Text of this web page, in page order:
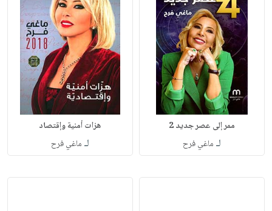
ممر إلى عصر جديد 2
لـ ماغي فرح
هزات أمنية وإقتصاد
لـ ماغي فرح